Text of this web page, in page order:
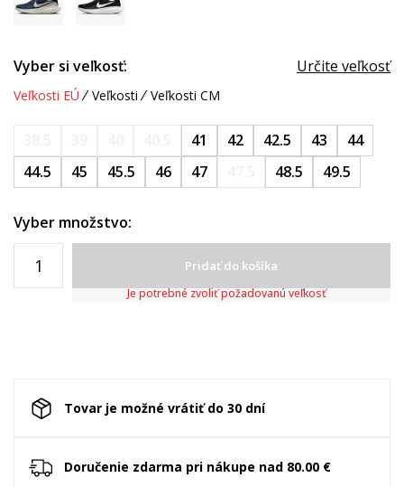
Vyber si veľkosť: Určite veľkosť
Veľkosti EÚ Veľkosti Veľkosti CM
41 42 42.5 43
44
44.5
45 45.5 46 47 48.5 49.5
Vyber množstvo:
Pridať do košíka
Je potrebné zvoliť požadovanú veľkosť
Tovar je možné vrátiť do 30 dní
Doručenie zdarma pri nákupe nad 80.00 €